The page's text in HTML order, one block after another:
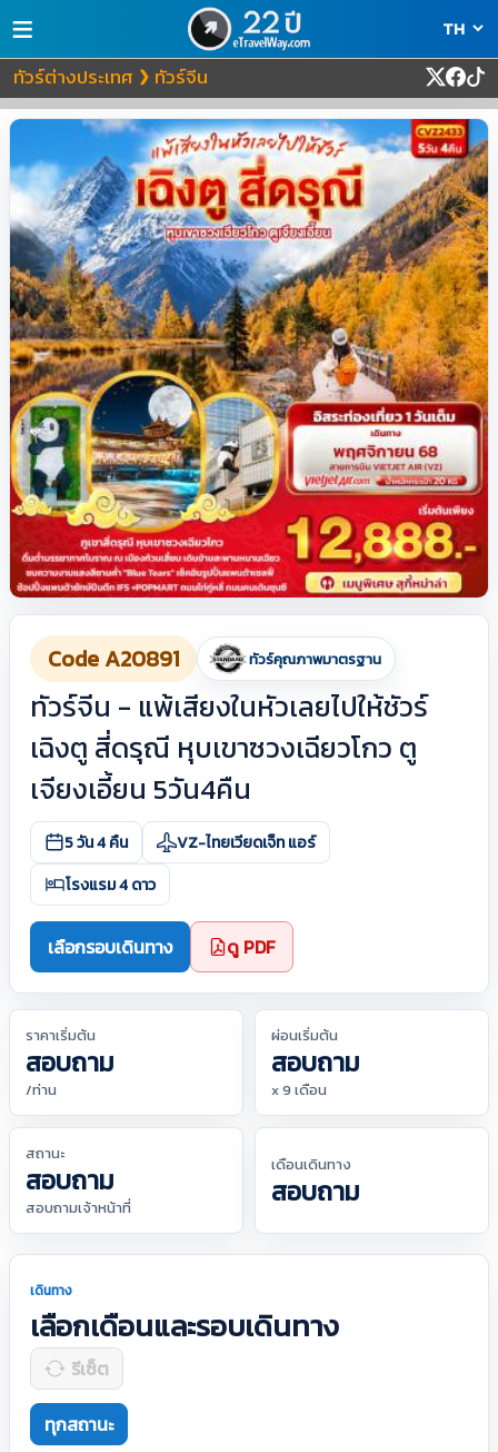
≡
ทัวร์ต่างประเทศ ❯ ทัวร์จีน
Code A20891 ทัวร์คุณภาพมาตรฐาน
ทัวร์จีน - แพ้เสียงในหัวเลยไปให้ชัวร์
เฉิงตู สี่ดรุณี หุบเขาซวงเฉียวโกว ตู
เจียงเอี้ยน 5วัน4คืน
5 วัน 4 คืน
VZ-ไทยเวียดเจ็ท แอร์
โรงแรม 4 ดาว
เลือกรอบเดินทาง ดู PDF
ราคาเริ่มต้น
สอบถาม
/ท่าน
ผ่อนเริ่มต้น
สอบถาม
x 9 เดือน
สถานะ
สอบถาม
สอบถามเจ้าหน้าที่
เดือนเดินทาง
สอบถาม
เดินทาง
เลือกเดือนและรอบเดินทาง
รีเซ็ต
ทุกสถานะ